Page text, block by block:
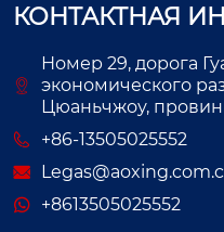
КОНТАКТНАЯ
Номер 29, дорога
экономического
Цюаньчжоу,
+86-13505025552
+8613505025552